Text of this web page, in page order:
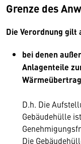
Grenze des
Die Verordnung
bei denen
Anlagenteile
D.h. Die
Gebäudehülle
Die